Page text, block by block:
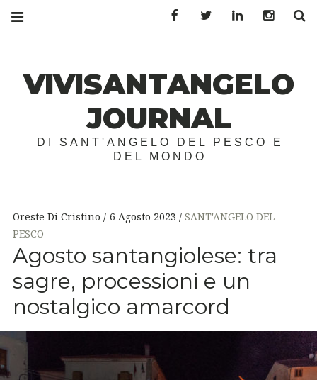
VIVISANTANGELO
JOURNAL
DI SANT'ANGELO DEL PESCO E
DEL MONDO
Oreste Di Cristino 6 Agosto 2023
SANT'ANGELO DEL
PESCO
Agosto santangiolese: tra
sagre, processioni e un
nostalgico amarcord
FacebookTwitter LinkedIn